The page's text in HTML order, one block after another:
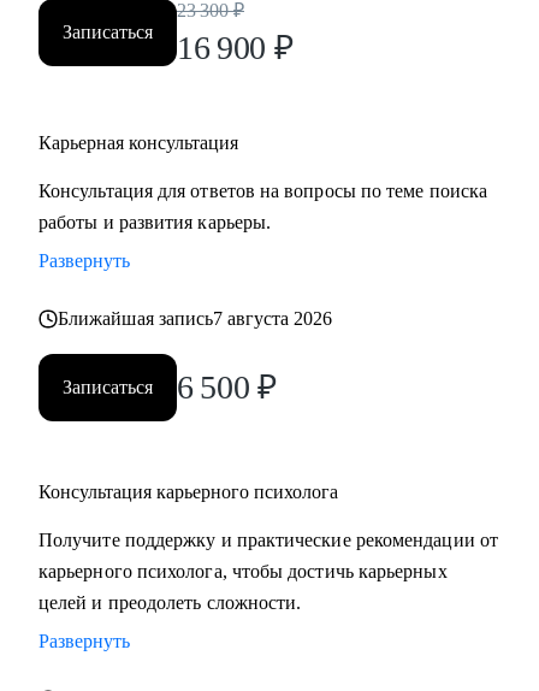
Записаться
23 300 ₽
16 900 ₽
Карьерная консультация
Консультация для ответов на вопросы по теме поиска
работы и развития карьеры.
Развернуть
Ближайшая запись7 августа 2026
Записаться 6 500 ₽
Консультация карьерного психолога
Получите поддержку и практические рекомендации от
карьерного психолога, чтобы достичь карьерных
целей и преодолеть сложности.
Развернуть